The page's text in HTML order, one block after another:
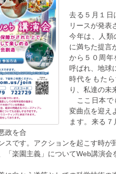
去る５月１日
リースが発表
今年は、人類
に満ちた提言
から５０周年
呼ばれ、地球
時代をもた
り、私達の未
ここ日本で
変曲点を迎え
ます。来る
政を合
スです。アクションを起こす時が
「楽園主義」についてWeb講演会